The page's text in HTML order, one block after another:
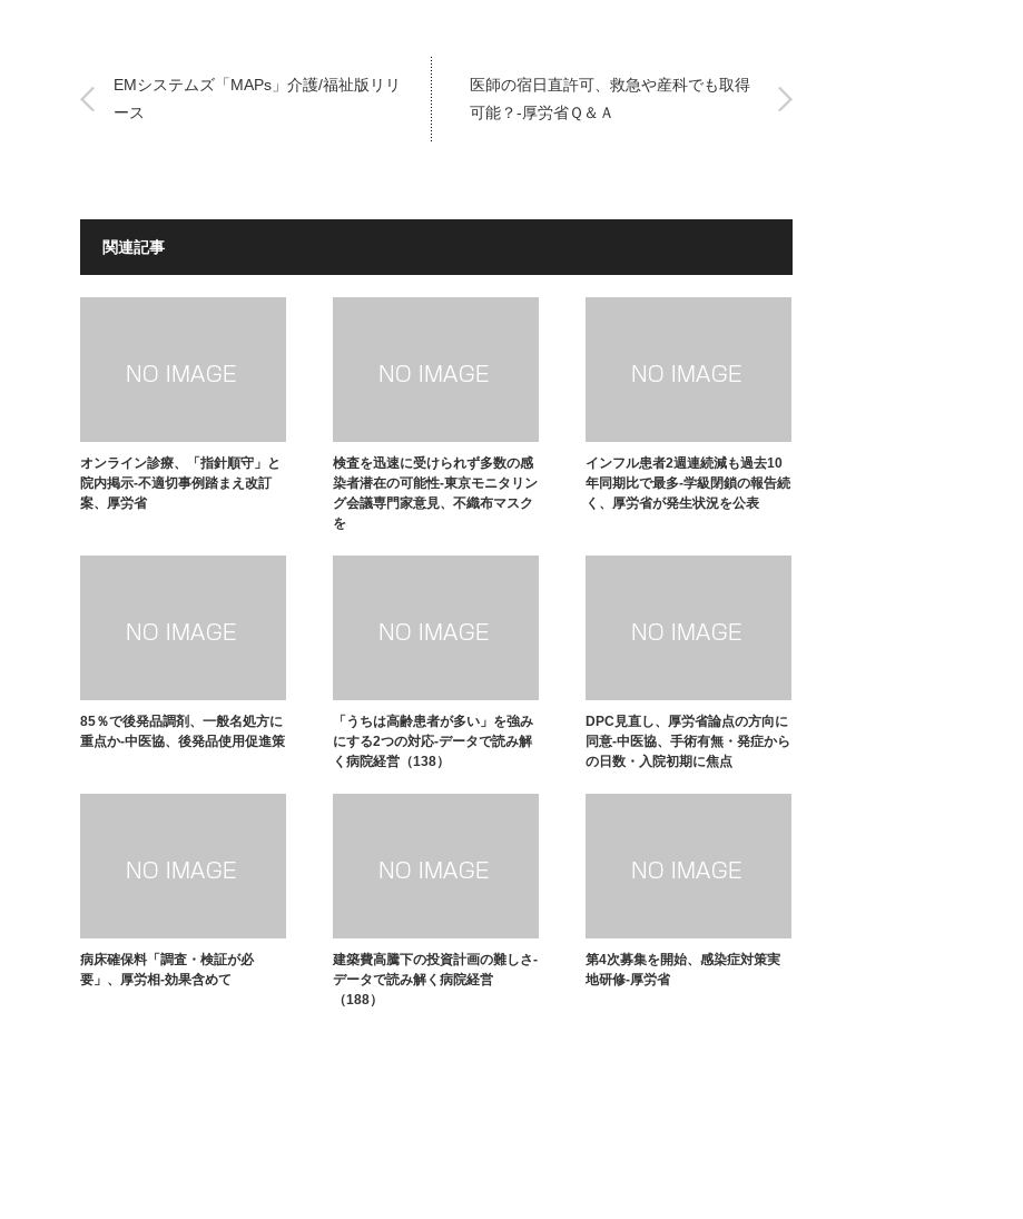
EMシステムズ「MAPs」介護/福祉版リリ
ース
医師の宿日直許可、救急や産科でも取得
可能？-厚労省Ｑ＆Ａ
関連記事
オンライン診療、「指針順守」と
院内掲示-不適切事例踏まえ改訂
案、厚労省
検査を迅速に受けられず多数の感
染者潜在の可能性-東京モニタリン
グ会議専門家意見、不織布マスク
を
インフル患者2週連続減も過去10
年同期比で最多-学級閉鎖の報告続
く、厚労省が発生状況を公表
85％で後発品調剤、一般名処方に
重点か-中医協、後発品使用促進策
「うちは高齢患者が多い」を強み
にする2つの対応-データで読み解
く病院経営（138）
DPC見直し、厚労省論点の方向に
同意-中医協、手術有無・発症から
の日数・入院初期に焦点
病床確保料「調査・検証が必
要」、厚労相-効果含めて
建築費高騰下の投資計画の難しさ-
データで読み解く病院経営
（188）
第4次募集を開始、感染症対策実
地研修-厚労省